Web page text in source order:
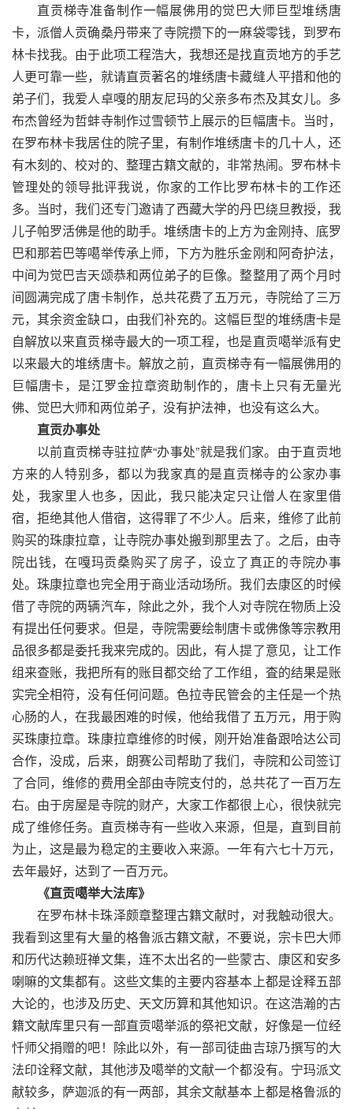
直贡梯寺准备制作一幅展佛用的觉巴大师巨型堆绣唐
卡，派僧人贡确桑丹带来了寺院攒下的一麻袋零钱，到罗布
林卡找我。由于此项工程浩大，我想还是找直贡地方的手艺
人更可靠一些，就请直贡著名的堆绣唐卡藏缝人平措和他的
弟子们，我爱人卓嘎的朋友尼玛的父亲多布杰及其女儿。多
布杰曾经为哲蚌寺制作过雪顿节上展示的巨幅唐卡。当时，
在罗布林卡我居住的院子里，有制作堆绣唐卡的几十人，还
有木刻的、校对的、整理古籍文献的，非常热闹。罗布林卡
管理处的领导批评我说，你家的工作比罗布林卡的工作还
多。当时，我们还专门邀请了西藏大学的丹巴绕旦教授，我
儿子帕罗活佛是他的助手。堆绣唐卡的上方为金刚持、底罗
巴和那若巴等噶举传承上师，下方为胜乐金刚和阿奇护法，
中间为觉巴吉天颂恭和两位弟子的巨像。整整用了两个月时
间圆满完成了唐卡制作，总共花费了五万元，寺院给了三万
元，其余资金缺ロ，由我们补充的。这幅巨型的堆绣唐卡是
自解放以来直贡梯寺最大的一项工程，也是直贡噶举派有史
以来最大的堆绣唐卡。解放之前，直贡梯寺有一幅展佛用的
巨幅唐卡，是江罗金拉章资助制作的，唐卡上只有无量光
佛、觉巴大师和两位弟子，没有护法神，也没有这么大。
直贡办事处
以前直贡梯寺驻拉萨“办事处”就是我们家。由于直贡地
方来的人特别多，都以为我家真的是直贡梯寺的公家办事
处，我家里人也多，因此，我只能决定只让僧人在家里借
宿，拒绝其他人借宿，这得罪了不少人。后来，维修了此前
购买的珠康拉章，让寺院办事处搬到那里去了。之后，由寺
院出钱，在嘎玛贡桑购买了房子，设立了真正的寺院办事
处。珠康拉章也完全用于商业活动场所。我们去康区的时候
借了寺院的两辆汽车，除此之外，我个人对寺院在物质上没
有提出任何要求。但是，寺院需要绘制唐卡或佛像等宗教用
品很多都是委托我来完成的。因此，有人提了意见，让工作
组来查账，我把所有的账目都交给了工作组，査的结果是账
实完全相符，没有任何问题。色拉寺民管会的主任是一个热
心肠的人，在我最困难的时候，他给我借了五万元，用于购
买珠康拉章。珠康拉章维修的时候，刚开始准备跟哈达公司
合作，没成，后来，朗赛公司帮助了我们，寺院和公司签订
了合同，维修的费用全部由寺院支付的，总共花了一百万左
右。由于房屋是寺院的财产，大家工作都很上心，很快就完
成了维修任务。直贡梯寺有一些收入来源，但是，直到目前
为止，这是最为稳定的主要收入来源。一年有六七十万元，
去年最好，达到了一百万元。
《直贡噶举大法库》
在罗布林卡珠泽颇章整理古籍文献时，对我触动很大。
我看到这里有大量的格鲁派古籍文献，不要说，宗卡巴大师
和历代达赖班禅文集，连不太出名的一些蒙古、康区和安多
喇嘛的文集都有。这些文集的主要内容基本上都是诠释五部
大论的，也涉及历史、天文历算和其他知识。在这浩瀚的古
籍文献库里只有一部直贡噶举派的祭祀文献，好像是一位经
忏师父捐赠的吧！除此以外，有一部司徒曲吉琼乃撰写的大
法印诠释文献，其他涉及噶举的文献一个都没有。宁玛派文
献较多，萨迦派的有一两部，其余文献基本上都是格鲁派的